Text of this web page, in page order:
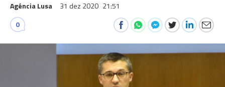
Agéncia Lusa 31 dez 2020 21:51
0